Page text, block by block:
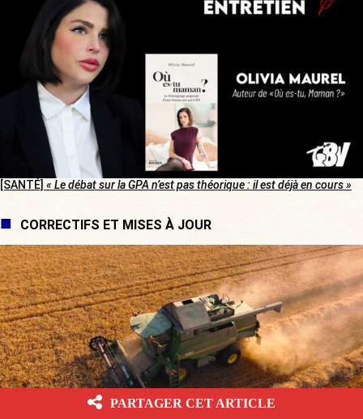
[SANTÉ] « Le débat sur la GPA n’est pas théorique : il est déjà en cours »
CORRECTIFS ET MISES À JOUR
PARTAGER CET ARTICLE